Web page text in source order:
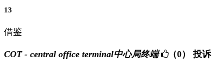
13
借鉴
COT - central office terminal中心局终端 （0） 投诉